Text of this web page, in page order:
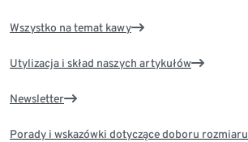
Wszystko na temat kawy
Utylizacja i skład naszych artykułów
Newsletter
Porady i wskazówki dotyczące doboru rozmiaru